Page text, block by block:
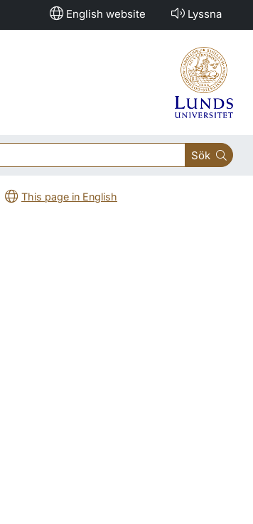
English website Lyssna
Sök
This page in English